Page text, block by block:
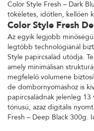
Color Style Fresh – Dark
tökéletes, időtlen, kellően
Color Style Fresh
Az egyik legjobb
legtöbb technológiánál
Style papírcsalád utódja.
amely minimálisan
megfelelő volumene
de dombornyomáshoz is
papírcsaládnak jelenleg
tónusú, azaz digitális
Fresh – Deep Black 300g.